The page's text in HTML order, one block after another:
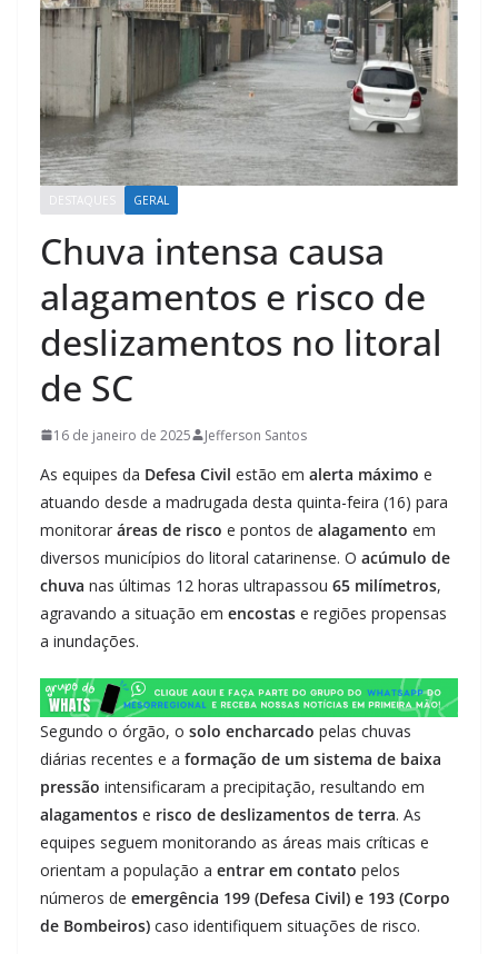
DESTAQUES GERAL
Chuva intensa causa
alagamentos e risco de
deslizamentos no litoral
de SC
16 de janeiro de 2025 Jefferson Santos
As equipes da Defesa Civil estão em alerta máximo e
atuando desde a madrugada desta quinta-feira (16) para
monitorar áreas de risco e pontos de alagamento em
diversos municípios do litoral catarinense. O acúmulo de
chuva nas últimas 12 horas ultrapassou 65 milímetros,
agravando a situação em encostas e regiões propensas
a inundações.
Segundo o órgão, o solo encharcado pelas chuvas
diárias recentes e a formação de um sistema de baixa
pressão intensificaram a precipitação, resultando em
alagamentos e risco de deslizamentos de terra. As
equipes seguem monitorando as áreas mais críticas e
orientam a população a entrar em contato pelos
números de emergência 199 (Defesa Civil) e 193 (Corpo
de Bombeiros) caso identifiquem situações de risco.